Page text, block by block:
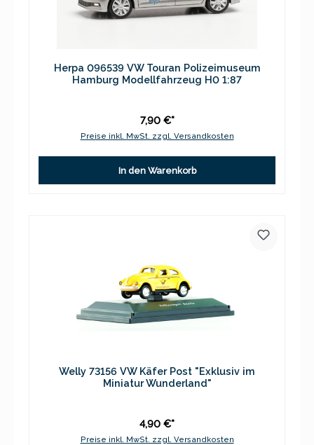
Herpa 096539 VW Touran Polizeimuseum
Hamburg Modellfahrzeug H0 1:87
7,90 €*
Preise inkl. MwSt. zzgl. Versandkosten
In den Warenkorb
Welly 73156 VW Käfer Post "Exklusiv im
Miniatur Wunderland"
4,90 €*
Preise inkl. MwSt. zzgl. Versandkosten